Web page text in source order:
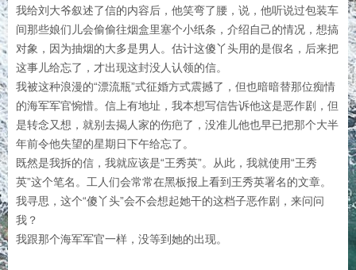
我给刘大爷叙述了信的内容后，他笑弯了腰，说，他听说过包装车
间那些娘们儿会偷偷往烟盒里塞个小纸条，介绍自己的情况，想搞
对象，因为抽烟的大多是男人。估计这傻丫头用的是假名，后来把
这事儿给忘了，才出现这封没人认领的信。
我被这种浪漫的“漂流瓶”式征婚方式震撼了，但也暗暗替那位痴情
的海军军官惋惜。信上有地址，我本想写信告诉他这是恶作剧，但
是转念又想，就别去揭人家的伤疤了，没准儿他也早已把那个大半
年前令他失望的星期日下午给忘了。
既然是我拆的信，我就应该是“王秀英”。从此，我就使用“王秀
英”这个笔名。工人们会常常在黑板报上看到王秀英署名的文章。
我寻思，这个“傻丫头”会不会想起她干的这档子恶作剧，来问问
我？
我跟那个海军军官一样，没等到她的出现。